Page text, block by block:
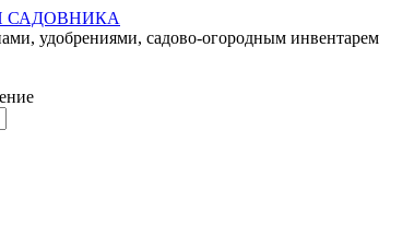
удобрениями, садово-огородным инвентарем